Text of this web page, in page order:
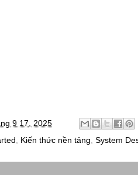
9 17, 2025
, Kiến thức nền tảng, System